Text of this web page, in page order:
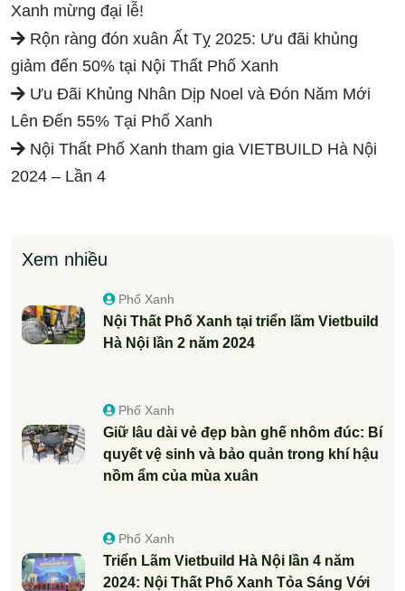
Xanh mừng đại lễ!
Rộn ràng đón xuân Ất Tỵ 2025: Ưu đãi khủng
giảm đến 50% tại Nội Thất Phố Xanh
Ưu Đãi Khủng Nhân Dịp Noel và Đón Năm Mới
Lên Đến 55% Tại Phố Xanh
Nội Thất Phố Xanh tham gia VIETBUILD Hà Nội
2024 – Lần 4
Xem nhiều
Phố Xanh
Nội Thất Phố Xanh tại triển lãm Vietbuild
Hà Nội lần 2 năm 2024
Phố Xanh
Giữ lâu dài vẻ đẹp bàn ghế nhôm đúc: Bí
quyết vệ sinh và bảo quản trong khí hậu
nồm ẩm của mùa xuân
Phố Xanh
Triển Lãm Vietbuild Hà Nội lần 4 năm
2024: Nội Thất Phố Xanh Tỏa Sáng Với